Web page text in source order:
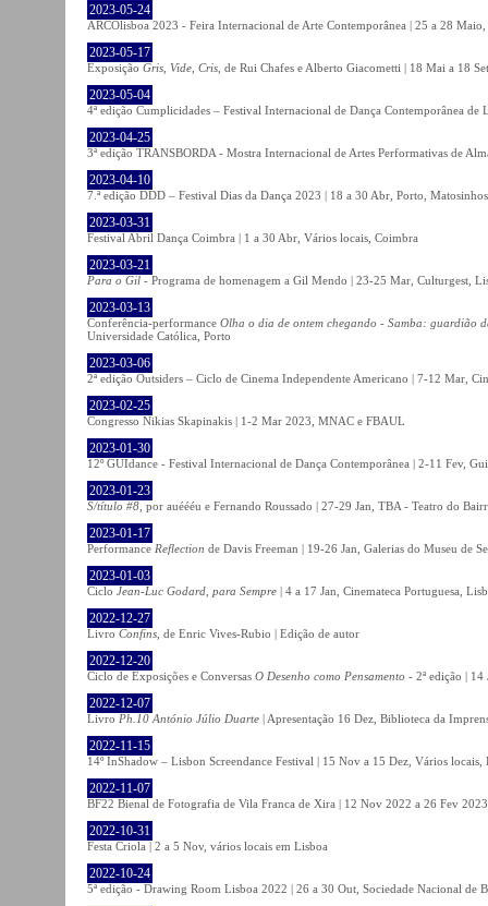
2023-05-24
ARCOlisboa 2023 - Feira Internacional de Arte Contemporânea | 25 a 28
2023-05-17
Exposição Gris, Vide, Cris , de Rui Chafes e Alberto Giacometti | 18 Mai a 18
2023-05-04
4ª edição Cumplicidades – Festival Internacional de Dança Contemporânea
2023-04-25
3ª edição TRANSBORDA - Mostra Internacional de Artes Performativas de
2023-04-10
7.ª edição DDD – Festival Dias da Dança 2023 | 18 a 30 Abr, Porto,
2023-03-31
Festival Abril Dança Coimbra | 1 a 30 Abr, Vários locais, Coimbra
2023-03-21
Para o Gil - Programa de homenagem a Gil Mendo | 23-25 Mar, Culturgest,
2023-03-13
Conferência-performance Olha o dia de ontem chegando - Samba: guardião
Universidade Católica, Porto
2023-03-06
2ª edição Outsiders – Ciclo de Cinema Independente Americano | 7-12 Mar,
2023-02-25
Congresso Nikias Skapinakis | 1-2 Mar 2023, MNAC e FBAUL
2023-01-30
12º GUIdance - Festival Internacional de Dança Contemporânea | 2-11 Fev,
2023-01-23
S/título #8 , por auéééu e Fernando Roussado | 27-29 Jan, TBA - Teatro do
2023-01-17
Performance Reflection de Davis Freeman | 19-26 Jan, Galerias do Museu de
2023-01-03
Ciclo Jean-Luc Godard, para Sempre | 4 a 17 Jan, Cinemateca Portuguesa,
2022-12-27
Livro Confins , de Enric Vives-Rubio | Edição de autor
2022-12-20
Ciclo de Exposições e Conversas O Desenho como Pensamento - 2ª edição |
2022-12-07
Livro Ph.10 António Júlio Duarte | Apresentação 16 Dez, Biblioteca da
2022-11-15
14º InShadow – Lisbon Screendance Festival | 15 Nov a 15 Dez, Vários locais,
2022-11-07
BF22 Bienal de Fotografia de Vila Franca de Xira | 12 Nov 2022 a 26 Fev
2022-10-31
Festa Criola | 2 a 5 Nov, vários locais em Lisboa
2022-10-24
5ª edição - Drawing Room Lisboa 2022 | 26 a 30 Out, Sociedade Nacional de